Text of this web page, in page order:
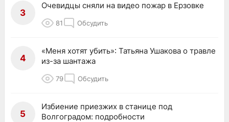
3
Очевидцы сняли на видео пожар в Ерзовке
81 Обсудить
4
«Меня хотят убить»: Татьяна Ушакова о травле
из-за шантажа
79 Обсудить
5
Избиение приезжих в станице под
Волгоградом: подробности